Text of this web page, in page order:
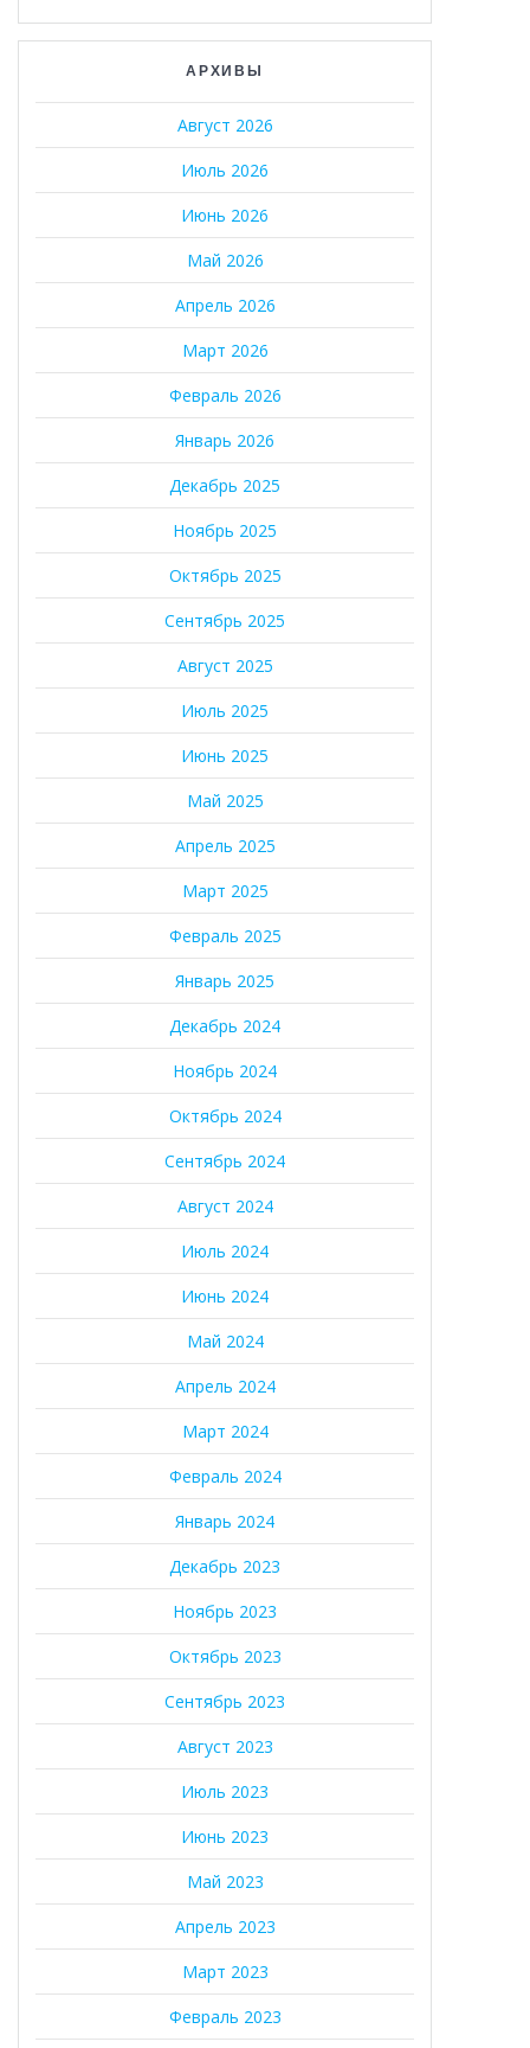
АРХИВЫ
Август 2026
Июль 2026
Июнь 2026
Май 2026
Апрель 2026
Март 2026
Февраль 2026
Январь 2026
Декабрь 2025
Ноябрь 2025
Октябрь 2025
Сентябрь 2025
Август 2025
Июль 2025
Июнь 2025
Май 2025
Апрель 2025
Март 2025
Февраль 2025
Январь 2025
Декабрь 2024
Ноябрь 2024
Октябрь 2024
Сентябрь 2024
Август 2024
Июль 2024
Июнь 2024
Май 2024
Апрель 2024
Март 2024
Февраль 2024
Январь 2024
Декабрь 2023
Ноябрь 2023
Октябрь 2023
Сентябрь 2023
Август 2023
Июль 2023
Июнь 2023
Май 2023
Апрель 2023
Март 2023
Февраль 2023